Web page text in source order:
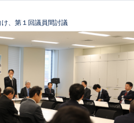
け、第１回議員間討議